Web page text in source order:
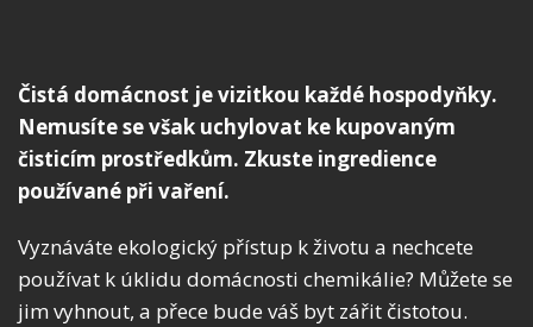
Čistá domácnost je vizitkou každé hospodyňky.
Nemusíte se však uchylovat ke kupovaným
čisticím prostředkům. Zkuste ingredience
používané při vaření.
Vyznáváte ekologický přístup k životu a nechcete
používat k úklidu domácnosti chemikálie? Můžete se
jim vyhnout, a přece bude váš byt zářit čistotou.